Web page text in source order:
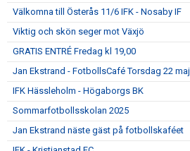
Välkomna till Österås 11/6 IFK - Nosaby IF
Viktig och skön seger mot Växjö
GRATIS ENTRÉ Fredag kl 19,00
Jan Ekstrand - FotbollsCafé Torsdag 22 maj
IFK Hässleholm - Högaborgs BK
Sommarfotbollsskolan 2025
Jan Ekstrand näste gäst på fotbollskaféet